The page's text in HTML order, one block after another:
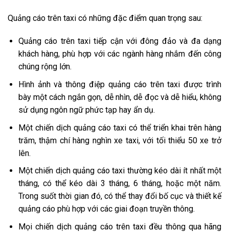
Quảng cáo trên taxi có những đặc điểm quan trọng sau:
Quảng cáo trên taxi tiếp cận với đông đảo và đa dạng
khách hàng, phù hợp với các ngành hàng nhắm đến công
chúng rộng lớn.
Hình ảnh và thông điệp quảng cáo trên taxi được trình
bày một cách ngắn gọn, dễ nhìn, dễ đọc và dễ hiểu, không
sử dụng ngôn ngữ phức tạp hay ẩn dụ.
Một chiến dịch quảng cáo taxi có thể triển khai trên hàng
trăm, thậm chí hàng nghìn xe taxi, với tối thiểu 50 xe trở
lên.
Một chiến dịch quảng cáo taxi thường kéo dài ít nhất một
tháng, có thể kéo dài 3 tháng, 6 tháng, hoặc một năm.
Trong suốt thời gian đó, có thể thay đổi bố cục và thiết kế
quảng cáo phù hợp với các giai đoạn truyền thông.
Mọi chiến dịch quảng cáo trên taxi đều thông qua hãng